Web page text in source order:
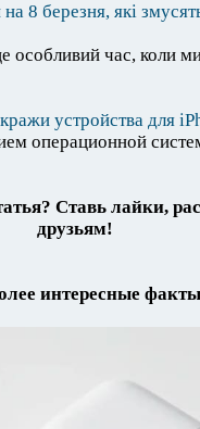
8 березня, які
особливий час, коли
устройства для
операционной
Ставь лайки,
друзьям!
интересные